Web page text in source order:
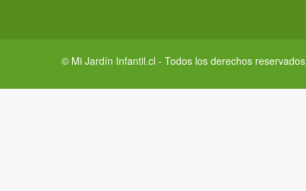
© Mi Jardín Infantil.cl - Todos los derechos reservados